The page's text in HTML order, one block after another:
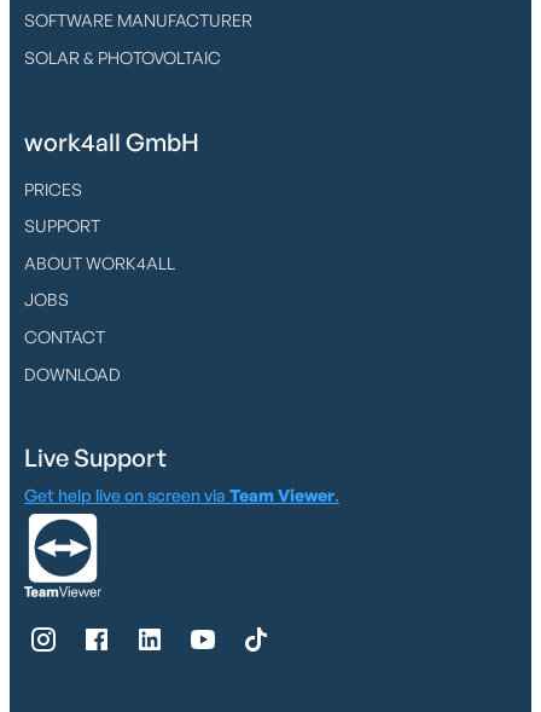
SOFTWARE MANUFACTURER
SOLAR & PHOTOVOLTAIC
work4all GmbH
PRICES
SUPPORT
ABOUT WORK4ALL
JOBS
CONTACT
DOWNLOAD
Live Support
Get help live on screen via Team Viewer.